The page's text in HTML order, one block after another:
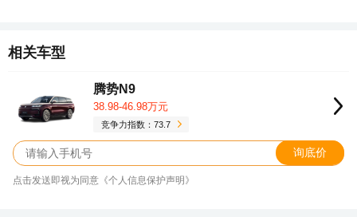
相关车型
腾势N9
38.98-46.98万元
竞争力指数：73.7
询底价
点击发送即视为同意《个人信息保护声明》